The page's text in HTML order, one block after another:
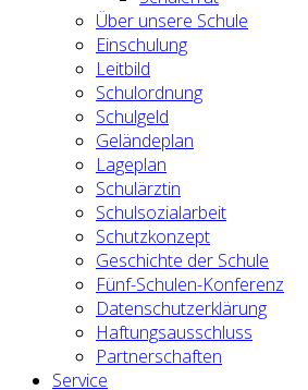
Über unsere Schule
Einschulung
Leitbild
Schulordnung
Schulgeld
Geländeplan
Lageplan
Schulärztin
Schulsozialarbeit
Schutzkonzept
Geschichte der Schule
Fünf-Schulen-Konferenz
Datenschutzerklärung
Haftungsausschluss
Partnerschaften
Service